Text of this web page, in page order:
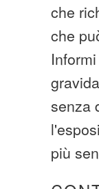
che
che
senza
più